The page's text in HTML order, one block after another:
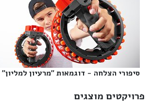
סיפורי הצלחה - דוגמאות "מרעיון למליון"‎
פרויקטים מוצגים